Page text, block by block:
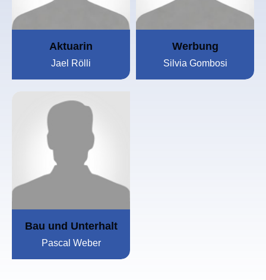
Aktuarin
Jael Rölli
Werbung
Silvia Gombosi
Bau und Unterhalt
Pascal Weber